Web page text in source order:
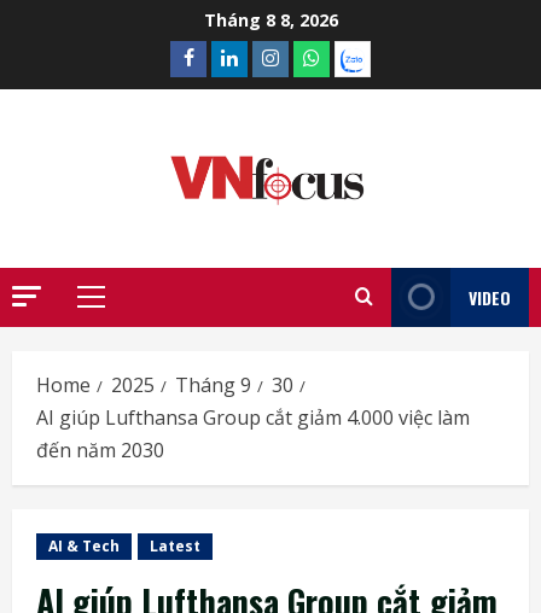
Tháng 8 8, 2026
Facebook
LinkedinInstagram
What’sapp
Zalo
Primary
VIDEO
Home 2025 Tháng 9
30
AI giúp Lufthansa Group cắt giảm 4.000 việc làm
đến năm 2030
AI & Tech Latest
AI giúp Lufthansa Group cắt giảm